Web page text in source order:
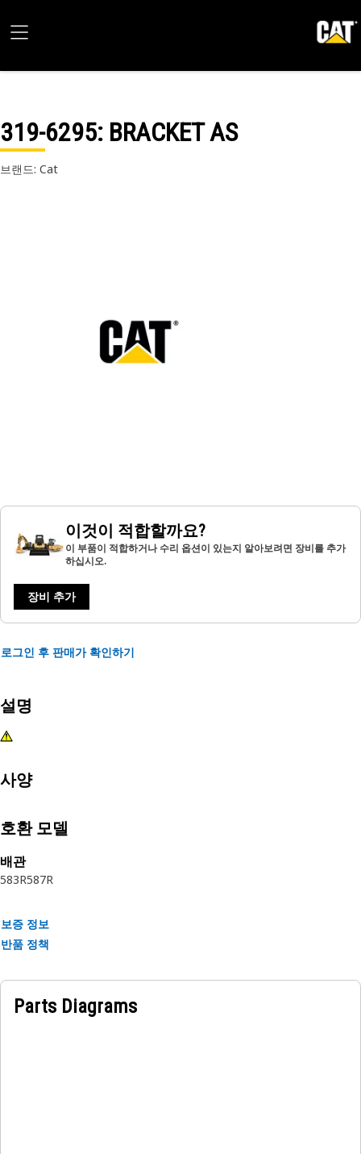
319-6295: BRACKET AS
브랜드: Cat
이것이 적합할까요?
이 부품이 적합하거나 수리 옵션이 있는지 알아보려면 장비를 추가
하십시오.
장비 추가
로그인 후 판매가 확인하기
설명
사양
호환 모델
배관
583R587R
보증 정보
반품 정책
Parts Diagrams